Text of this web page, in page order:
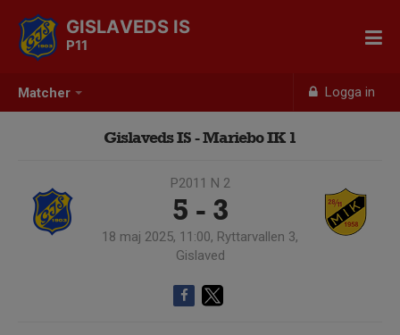
Matcher Logga in
GISLAVEDS IS
P11
Gislaveds IS - Mariebo IK 1
P2011 N 2
5 - 3
18 maj 2025, 11:00, Ryttarvallen 3,
Gislaved